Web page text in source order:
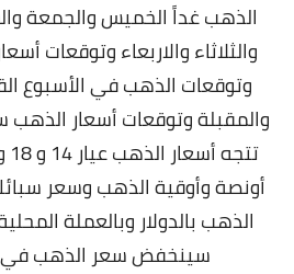
الذهب غداً الخميس والجمعة
والثلاثاء والاربعاء وتوقعات
وتوقعات الذهب في الأسبوع
أونصة وأوقية الذهب وسعر
الذهب بالدولار وبالعملة
سينخفض سعر الذهب في